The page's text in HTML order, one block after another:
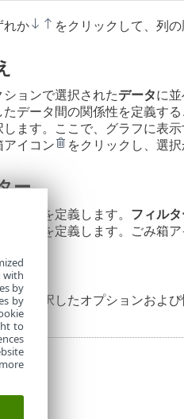
れか
をクリックして、列の
ョンで選択されたデータに
たデータ間の関係性を定義す
ます。ここで、グラフに表示
イコン
をクリックし、選
ー
方法を定義します。 フィル
情報を定義します。ごみ箱
は、選択したオプションおよび
with
by
by
to